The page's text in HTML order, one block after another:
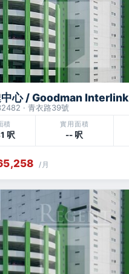
中心 / Goodman Interlink
· 青衣路39號
積
呎
實用面積
-- 呎
/月